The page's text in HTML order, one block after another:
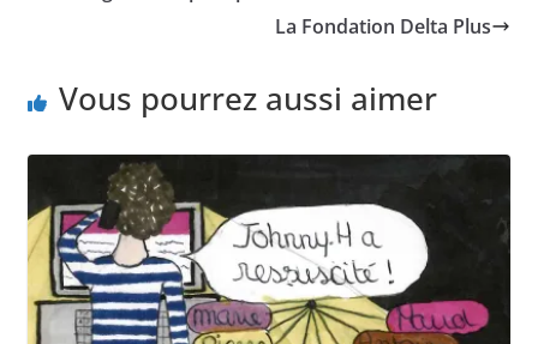
La Fondation Delta Plus
Vous pourrez aussi aimer